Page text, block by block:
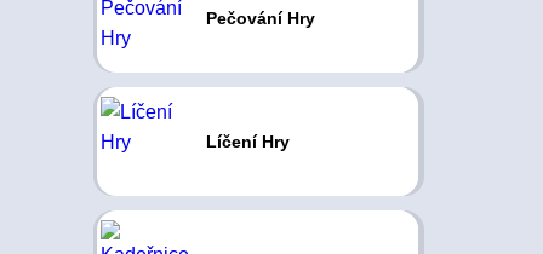
Pečování Hry
Líčení Hry